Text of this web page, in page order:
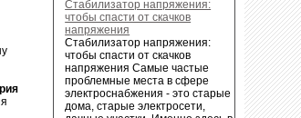
Стабилизатор напряжения:
чтобы спасти от скачков
напряжения
Стабилизатор напряжения:
чтобы спасти от скачков
напряжения Самые частые
проблемные места в сфере
электроснабжения - это старые
дома, старые электросети,